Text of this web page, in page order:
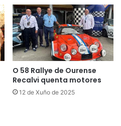
O 58 Rallye de Ourense
Recalvi quenta motores
12 de Xuño de 2025